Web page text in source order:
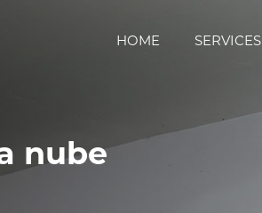
HOME SERVICES
nube